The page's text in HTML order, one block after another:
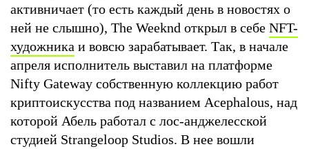
активничает (то есть каждый день в новостях о
ней не слышно), The Weeknd открыл в себе NFT-
художника и вовсю зарабатывает. Так, в начале
апреля исполнитель выставил на платформе
Nifty Gateway собственную коллекцию работ
криптоискусства под названием Acephalous, над
которой Абель работал с лос-анджелесской
студией Strangeloop Studios. В нее вошли